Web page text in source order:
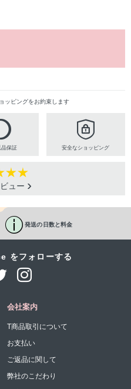
ッピングをお約束します
品保証 安全なショッピング
ュー
発送の日数と料金
をフォローする
会社案内
T商品取引について
お支払い
ご返品に関して
弊社のこだわり